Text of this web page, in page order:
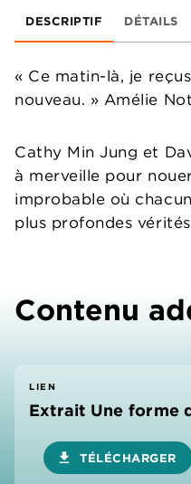
DESCRIPTIF DÉTAILS
« Ce matin-là, je
nouveau. » Amélie
Cathy Min Jung et
à merveille pour
improbable où
plus profondes
Contenu
LIEN
Extrait Une forme
download TÉLÉCHARGER